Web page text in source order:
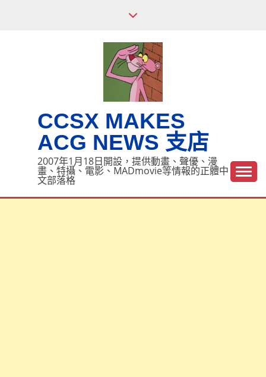
CCSX MAKES
ACG NEWS 支店
2007年1月18日開設，提供動畫、聲優、漫
畫、特攝、電影、MADmovie等情報的正體中
文部落格